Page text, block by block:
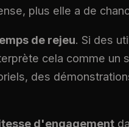
plus elle a de
de rejeu. Si des
cela comme un
des
d'engagement